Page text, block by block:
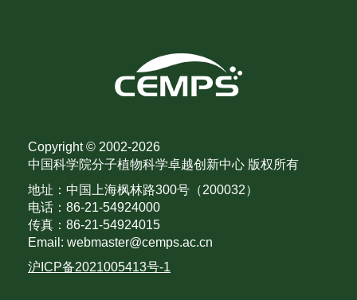
Copyright © 2002-2026
中国科学院分子植物科学卓越创新中心 版权所有
地址：中国上海枫林路300号（200032）
电话：86-21-54924000
传真：86-21-54924015
Email: webmaster@cemps.ac.cn
沪ICP备2021005413号-1